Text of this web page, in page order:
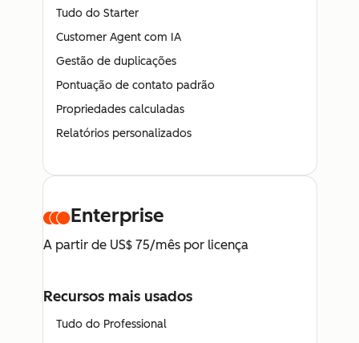
Tudo do Starter
Customer Agent com IA
Gestão de duplicações
Pontuação de contato padrão
Propriedades calculadas
Relatórios personalizados
Enterprise
A partir de US$ 75/mês por licença
Recursos mais usados
Tudo do Professional